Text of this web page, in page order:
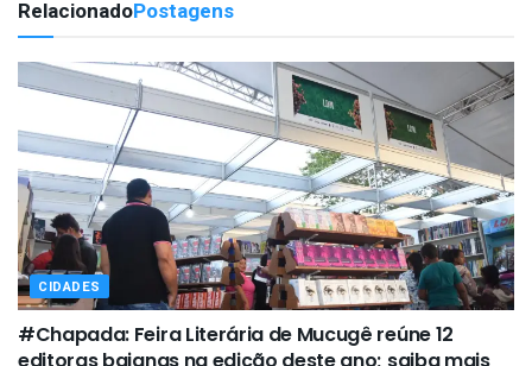
RelacionadoPostagens
CIDADES
#Chapada: Feira Literária de Mucugê reúne 12